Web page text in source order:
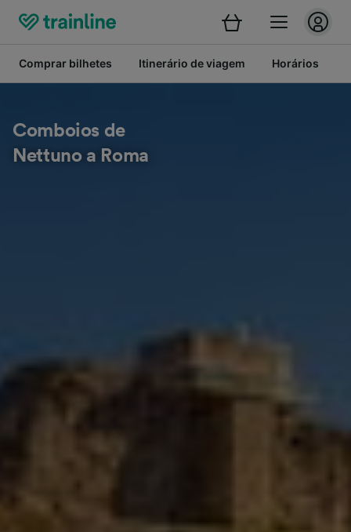
Comprar bilhetes Itinerário de viagem Horários
Comboios de
Nettuno a Roma